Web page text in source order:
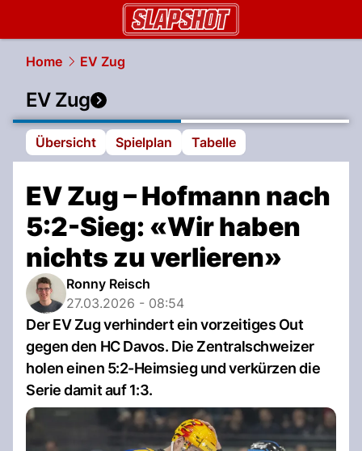
Home EV Zug
EV Zug
Übersicht Spielplan Tabelle
EV Zug – Hofmann nach
5:2-Sieg: «Wir haben
nichts zu verlieren»
Ronny Reisch
27.03.2026 - 08:54
Der EV Zug verhindert ein vorzeitiges Out
gegen den HC Davos. Die Zentralschweizer
holen einen 5:2-Heimsieg und verkürzen die
Serie damit auf 1:3.